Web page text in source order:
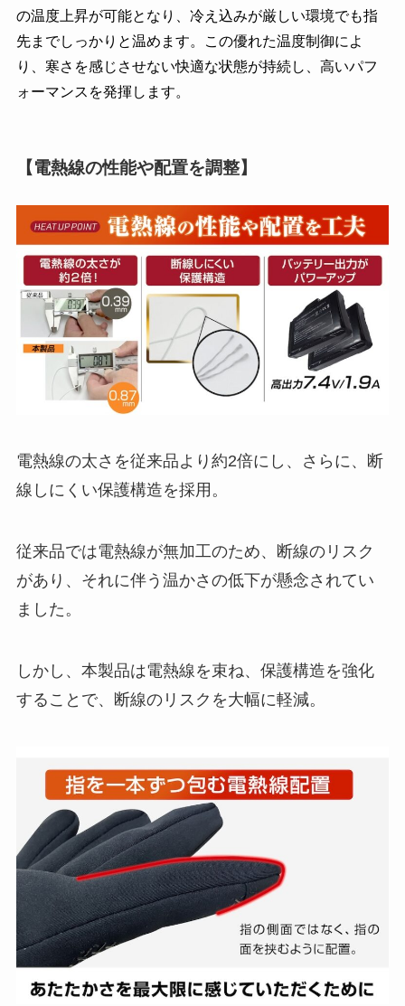
の温度上昇が可能となり、冷え込みが厳しい環境でも指
先までしっかりと温めます。この優れた温度制御によ
り、寒さを感じさせない快適な状態が持続し、高いパフ
ォーマンスを発揮します。
【電熱線の性能や配置を調整】
電熱線の太さを従来品より約2倍にし、さらに、断
線しにくい保護構造を採用。
従来品では電熱線が無加工のため、断線のリスク
があり、それに伴う温かさの低下が懸念されてい
ました。
しかし、本製品は電熱線を束ね、保護構造を強化
することで、断線のリスクを大幅に軽減。